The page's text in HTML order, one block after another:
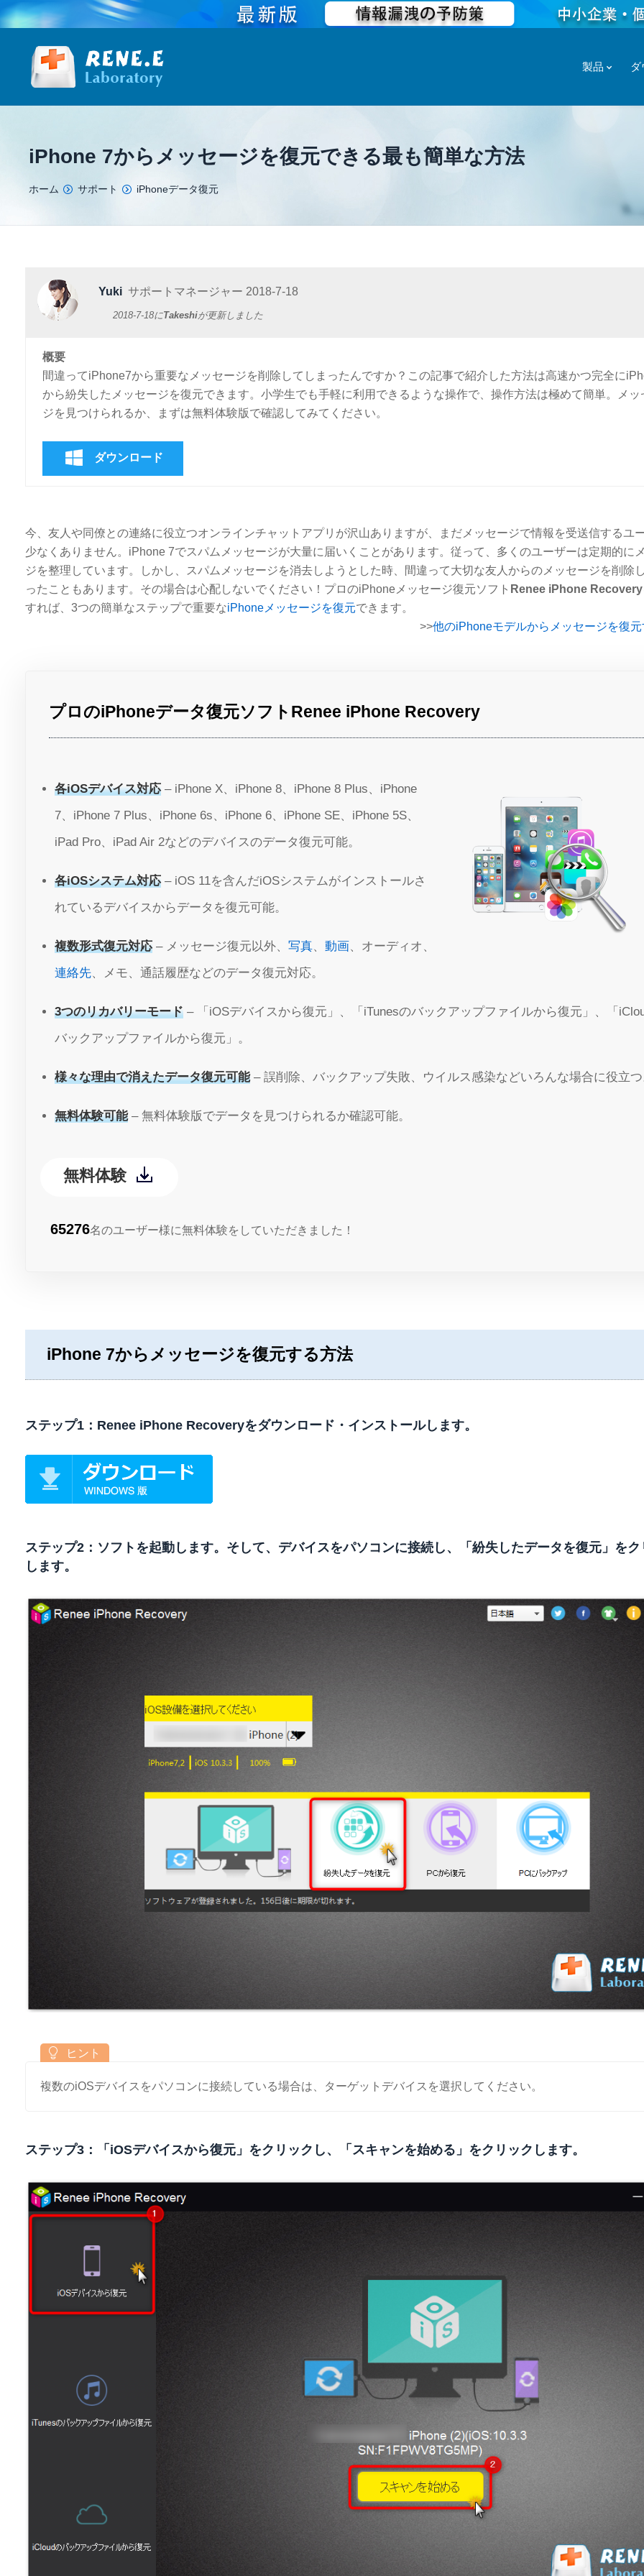
製品
iPhone 7からメッセージを復元できる最も簡単な方法
You are here:
ホーム サポート iPhoneデータ復元
Yuki サポートマネージャー 2018-7-18
2018-7-18にTakeshiが更新しました
概要
間違ってiPhone7から重要なメッセージを削除してしまったんですか？この記事で紹介した方法は高速かつ完全に
から紛失したメッセージを復元できます。小学生でも手軽に利用できるような操作で、操作方法は極めて簡単。メッ
ジを見つけられるか、まずは無料体験版で確認してみてください。
ダウンロード
今、友人や同僚との連絡に役立つオンラインチャットアプリが沢山ありますが、まだメッセージで情報を受送信するユ
少なくありません。iPhone 7でスパムメッセージが大量に届いくことがあります。従って、多くのユーザーは定期的に
ジを整理しています。しかし、スパムメッセージを消去しようとした時、間違って大切な友人からのメッセージを削除
ったこともあります。その場合は心配しないでください！プロのiPhoneメッセージ復元ソフト Renee iPhone Recovery
すれば、3つの簡単なステップで重要なiPhoneメッセージを復元できます。
>>他のiPhoneモデルからメッセージを復
プロのiPhoneデータ復元ソフトRenee iPhone Recovery
各iOSデバイス対応 – iPhone X、iPhone 8、iPhone 8 Plus、iPhone
7、iPhone 7 Plus、iPhone 6s、iPhone 6、iPhone SE、iPhone 5S、
iPad Pro、iPad Air 2などのデバイスのデータ復元可能。
各iOSシステム対応 – iOS 11を含んだiOSシステムがインストールさ
れているデバイスからデータを復元可能。
複数形式復元対応 – メッセージ復元以外、 写真 動画 、オーディオ、
連絡先 、メモ、通話履歴などのデータ復元対応。
3つのリカバリーモード – 「iOSデバイスから復元」、「iTunesのバックアップファイルから復元」、「
バックアップファイルから復元」。
様々な理由で消えたデータ復元可能– 誤削除、バックアップ失敗、ウイルス感染などいろんな場合に役立
無料体験可能– 無料体験版でデータを見つけられるか確認可能。
無料体験
65276名のユーザー様に無料体験をしていただきました！
iPhone 7からメッセージを復元する方法
ステップ1：Renee iPhone Recoveryをダウンロード・インストールします。
ステップ2：ソフトを起動します。そして、デバイスをパソコンに接続し、「紛失したデータを復元」をク
します。
複数のiOSデバイスをパソコンに接続している場合は、ターゲットデバイスを選択してください。
ステップ3：「iOSデバイスから復元」をクリックし、「スキャンを始める」をクリックします。